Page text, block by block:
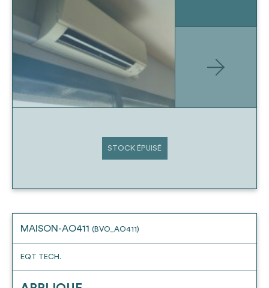
STOCK ÉPUISÉ
MAISON-AO411 (BVO_AO411)
EQT TECH.